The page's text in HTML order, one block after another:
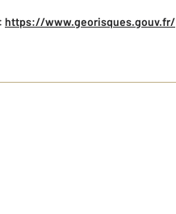
https://www.georisques.gouv.fr/